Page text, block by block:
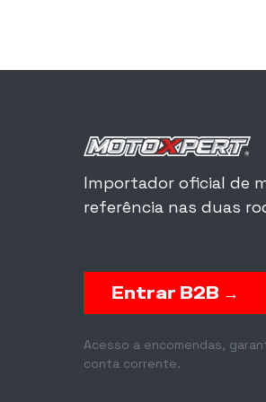
Importador oficial de
referência nas duas
Entrar B2B →
Acesso a encomendas,
conta corrente.